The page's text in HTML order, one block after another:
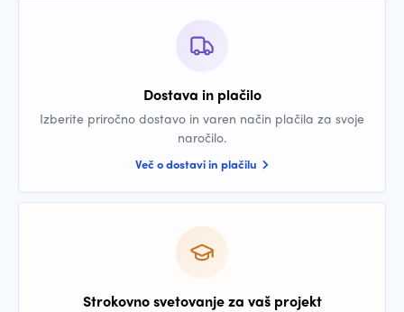
Dostava in plačilo
Izberite priročno dostavo in varen način plačila za svoje
naročilo.
Več o dostavi in plačilu
Strokovno svetovanje za vaš projekt